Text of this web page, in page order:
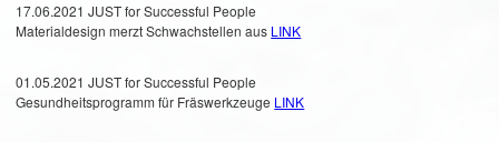
17.06.2021 JUST for Successful People
Materialdesign merzt Schwachstellen aus LINK
01.05.2021 JUST for Successful People
Gesundheitsprogramm für Fräswerkzeuge LINK